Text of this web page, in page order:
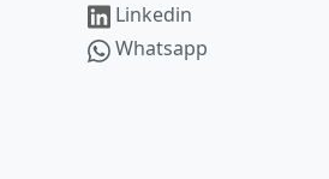
Linkedin
Whatsapp